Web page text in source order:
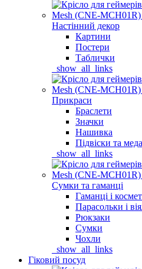
Настінний декор
Картини
Постери
Таблички
_show_all_links
Прикраси
Браслети
Значки
Нашивка
Підвіски та
_show_all_links
Сумки та гаманці
Гаманці і
Парасольки і
Рюкзаки
Сумки
Чохли
_show_all_links
Гіковий посуд